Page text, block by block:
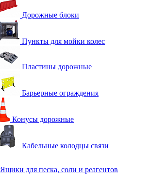
Дорожные блоки
Пункты для мойки колес
Пластины дорожные
Барьерные ограждения
Конусы дорожные
Кабельные колодцы связи
Ящики для песка, соли и реагентов